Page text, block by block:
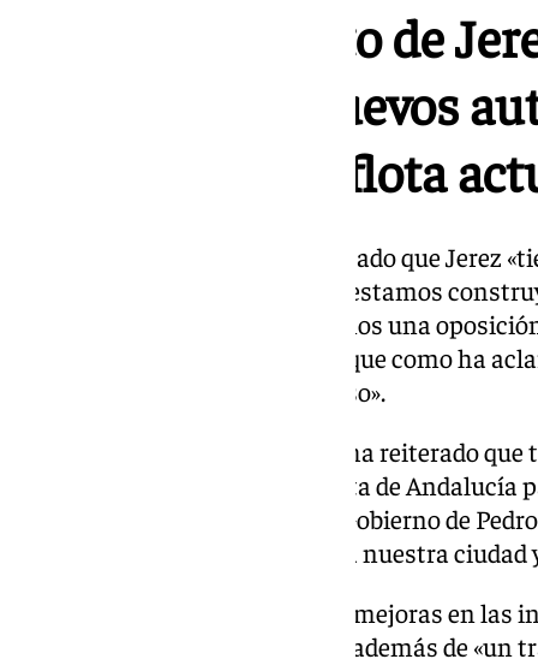
El Ayuntamiento de
renting de 25 nuevos
para renovar la flota
En un primer balance, ha explicado que Jerez
estrategia de ciudad con la que estamos
recorrer ese camino «necesitamos una
la que vayamos de la mano», lo que como ha
ser crítica pero no solamente eso».
En este sentido, García-Pelayo ha reiterado
Diputación de Cádiz y de la Junta de Andalucía
que «sigue echando en falta al Gobierno de
para asegurar que «discrimina a nuestra ciudad
Ante esto, ha vuelto a reclamar mejoras en las
aeropuerto o la autopista AP-4, además de